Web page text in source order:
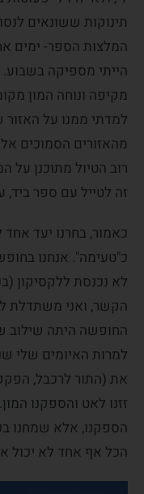
תינוקות ששונאים
המלצות הספר- ימים
הייתי מספיקה
מקיפה ונוחה המון
למדתי ממנו על
מהאזורים הסמוכים
רוב הטיול מתוכנן
זה לטייל עם ספר ביד,
כאמור, בחרנו יעד אחד
כ"טעימה". אנחנו
לא נכנסת ללקסיקון
הקשר, ואני משתדלת
החופשה היתה
למרות האיומים שלי
את (התור לרכבל,
זזנו לאט והספקנו
הספקנו, אלא שמחנו
הכל אף אחד לא יכול